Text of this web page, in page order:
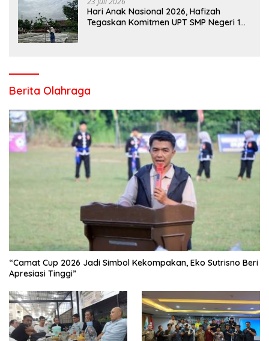
Hari Anak Nasional 2026, Hafizah
Tegaskan Komitmen UPT SMP Negeri 1
Berita Olahraga
“Camat Cup 2026 Jadi Simbol Kekompakan, Eko Sutrisno Beri
Apresiasi Tinggi”